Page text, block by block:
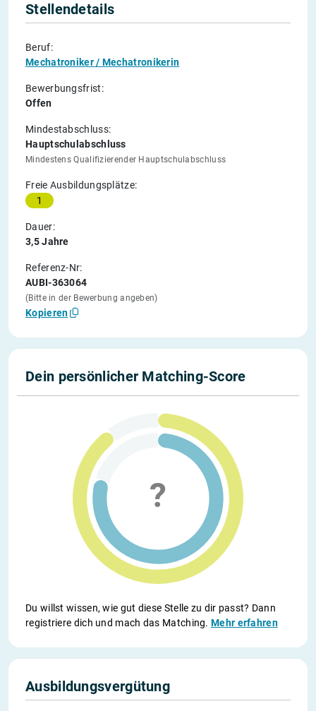
Stellendetails
Beruf:
Mechatroniker / Mechatronikerin
Bewerbungsfrist:
Offen
Mindestabschluss:
Hauptschulabschluss
Mindestens Qualifizierender Hauptschulabschluss
Freie Ausbildungsplätze:
1
Dauer:
3,5 Jahre
Referenz-Nr:
AUBI-363064
(Bitte in der Bewerbung angeben)
Kopieren
Dein persönlicher Matching-Score
Du willst wissen, wie gut diese Stelle zu dir passt? Dann
registriere dich und mach das Matching.Mehr erfahren
Ausbildungsvergütung